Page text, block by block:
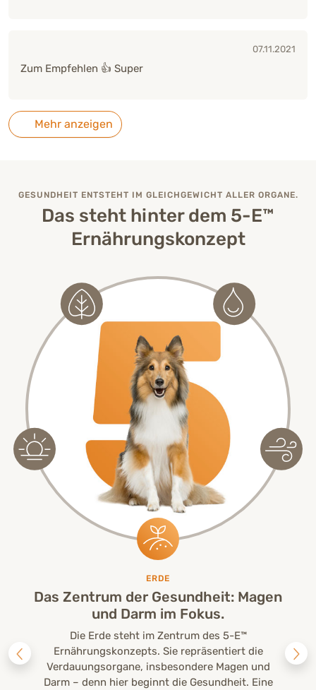
07.11.2021
Zum Empfehlen 👍 Super
Mehr anzeigen
GESUNDHEIT ENTSTEHT IM GLEICHGEWICHT ALLER ORGANE.
Das steht hinter dem 5-E™
Ernährungskonzept
ERDE
Das Zentrum der Gesundheit: Magen
und Darm im Fokus.
Die Erde steht im Zentrum des 5-E™
Ernährungskonzepts. Sie repräsentiert die
Verdauungsorgane, insbesondere Magen und
Darm – denn hier beginnt die Gesundheit. Eine